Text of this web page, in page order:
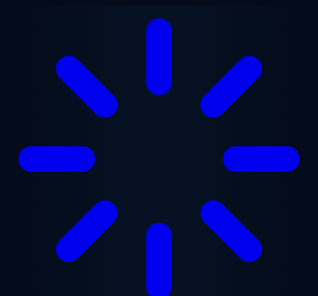
Перейти к основному содержанию